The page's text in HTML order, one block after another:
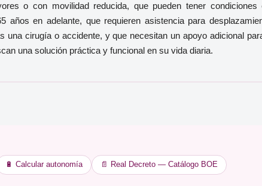
o con movilidad reducida, que pueden tener
años en adelante, que requieren asistencia para
una cirugía o accidente, y que necesitan un apoyo adicional
una solución práctica y funcional en su vida diaria.
🔋 Calcular autonomía 📄 Real Decreto — Catálogo BOE